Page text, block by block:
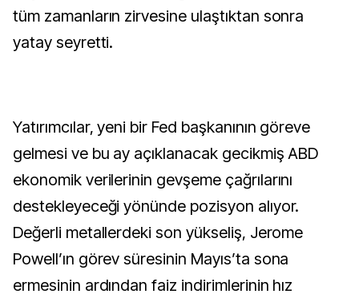
tüm zamanların zirvesine ulaştıktan sonra
yatay seyretti.
Yatırımcılar, yeni bir Fed başkanının göreve
gelmesi ve bu ay açıklanacak gecikmiş ABD
ekonomik verilerinin gevşeme çağrılarını
destekleyeceği yönünde pozisyon alıyor.
Değerli metallerdeki son yükseliş, Jerome
Powell’ın görev süresinin Mayıs’ta sona
ermesinin ardından faiz indirimlerinin hız